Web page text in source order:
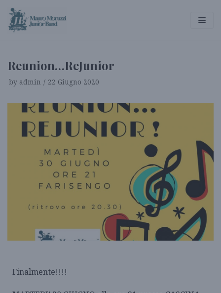
Vai
al
Reunion…ReJunior
by admin 22 Giugno 2020
Finalmente!!!!